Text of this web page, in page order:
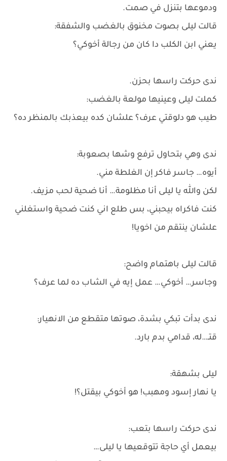
ودموعها بتنزل في صمت.
قالت ليلى بصوت مخنوق بالغضب والشفقة:
يعني ابن الكلب دا كان من رجالة أخوكي؟
ندى حركت راسها بحزن.
كملت ليلى وعينيها مولعة بالغضب:
طيب هو دلوقتي عرف؟ علشان كده بيعذبك بالمنظر ده؟
ندى وهي بتحاول ترفع وشها بصعوبة:
أيوه… جاسر فاكر إن الغلطة مني.
لكن والله يا ليلى أنا مظلومة… أنا ضحية لحب مزيف.
كنت فاكراه بيحبني، بس طلع اني كنت ضحية واستغلني
علشان ينتقم من اخويا!
قالت ليلى باهتمام واضح:
وجاسر… أخوكي… عمل إيه في الشاب ده لما عرف؟
ندى بدأت تبكي بشدة، صوتها متقطع من الانهيار:
قتـ…له، قدامي بدم بارد.
ليلى بشهقة:
يا نهار إسود ومهبب! هو أخوكي بيقتل؟!
ندى حركت راسها بتعب:
بيعمل أي حاجة تتوقعيها يا ليلى…